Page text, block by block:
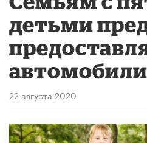
детьми
автомобили
22 августа 2020